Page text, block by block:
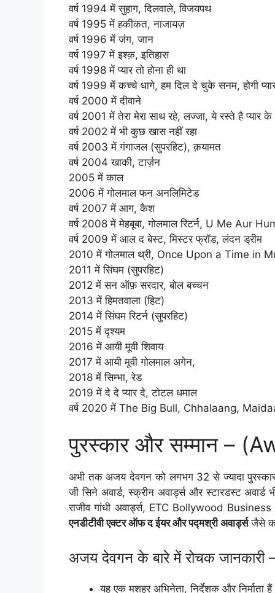
वर्ष 1994 में सुहाग, दिलवाले, विजयपथ
वर्ष 1995 में हकीकत, नाजायज़
वर्ष 1996 में जंग, जान
वर्ष 1997 में इश्क़, इतिहास
वर्ष 1998 में प्यार तो होना ही था
वर्ष 1999 में कच्चे धागे, हम दिल दे चुके सनम, होगी
वर्ष 2000 में दीवाने
वर्ष 2001 में तेरा मेरा साथ रहे, लज्जा, ये रस्ते है प्यार के
वर्ष 2002 में भी कुछ खास नहीं रहा
वर्ष 2003 में गंगाजल (सुपरहिट), क़यामत
वर्ष 2004 खाकी, टार्ज़न
2005 में काल
2006 में गोलमाल फन अनलिमिटेड
वर्ष 2007 में आग, कैश
वर्ष 2008 में मेहबूबा, गोलमाल रिटर्न, U Me Aur
वर्ष 2009 में आल द बेस्ट, मिस्टर फ्रॉड, लंदन ड्रीम
2010 में गोलमाल थ्री, Once Upon a Time in
2011 में सिंघम (सुपरहिट)
2012 में सन ऑफ़ सरदार, बोल बच्चन
2013 में हिमतवाला (हिट)
2014 में सिंघम रिटर्न (सुपरहिट)
2015 में दृश्यम
2016 में आयी मूवी शिवाय
2017 में आयी मूवी गोलमाल अगेन,
2018 में सिम्भा, रेड
2019 में दे दे प्यार दे, टोटल धमाल
वर्ष 2020 में The Big Bull, Chhalaang,
पुरस्‍कार और सम्मान –
अभी तक अजय देवगन को लगभग 32 से ज्यादा
जी सिने अवार्ड, स्क्रीन अवार्ड्स और स्टारडस्ट
राजीव गांधी अवार्ड्स, ETC Bollywood
एनडीटीवी एक्टर ऑफ द ईयर और पद्मश्री अवार्ड्सजैसे
अजय देवगन के बारे में रोचक
यह एक मशहूर अभिनेता, निर्देशक और निर्माता